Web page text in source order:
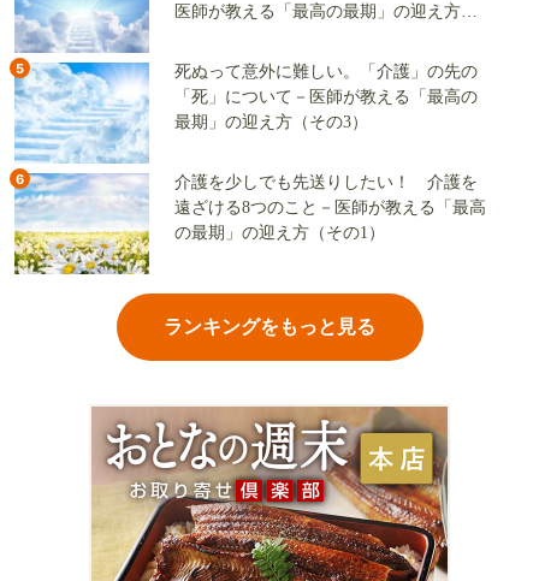
医師が教える「最高の最期」の迎え方
5
死ぬって意外に難しい。「介護」の先の
「死」について－医師が教える「最高の
最期」の迎え方（その3）
6
介護を少しでも先送りしたい！ 介護を
遠ざける8つのこと－医師が教える「最高
の最期」の迎え方（その1）
ランキングをもっと見る